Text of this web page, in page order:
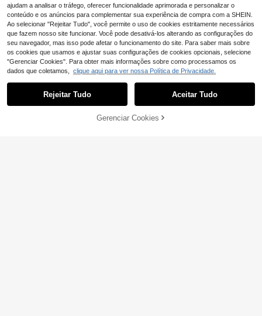
ADICIONAR AO CARRINHO
ajudam a analisar o tráfego, oferecer funcionalidade aprimorada e personalizar o
conteúdo e os anúncios para complementar sua experiência de compra com a SHEIN.
Ao selecionar "Rejeitar Tudo", você permite o uso de cookies estritamente necessários
que fazem nosso site funcionar. Você pode desativá-los alterando as configurações do
seu navegador, mas isso pode afetar o funcionamento do site. Para saber mais sobre
os cookies que usamos e ajustar suas configurações de cookies opcionais, selecione
"Gerenciar Cookies". Para obter mais informações sobre como processamos os
dados que coletamos, clique aqui para ver nossa Política de Privacidade.
Rejeitar Tudo Aceitar Tudo
Gerenciar Cookies